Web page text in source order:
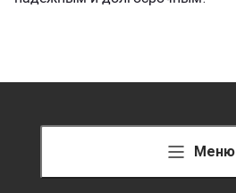
Меню